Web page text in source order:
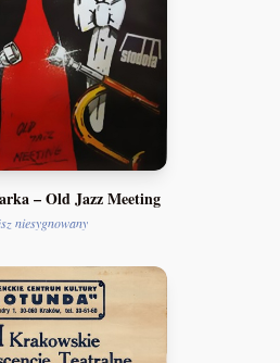
– Old Jazz Meeting
niesygnowany